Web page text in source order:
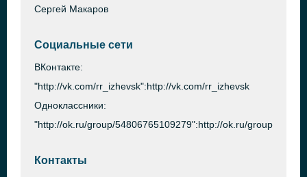
Сергей Макаров
Социальные сети
ВКонтакте:
"http://vk.com/rr_izhevsk":http://vk.com/rr_izhevsk
Одноклассники:
"http://ok.ru/group/54806765109279":http://ok.ru/group/
Контакты